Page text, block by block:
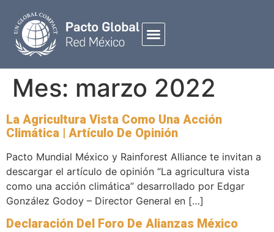
Mes: marzo 2022
La Agricultura Vista Como Una Acción
Climática | Artículo De Opinión
Pacto Mundial México y Rainforest Alliance te invitan a
descargar el artículo de opinión “La agricultura vista
como una acción climática” desarrollado por Edgar
González Godoy – Director General en […]
Declaración Del Foro De Alianzas México